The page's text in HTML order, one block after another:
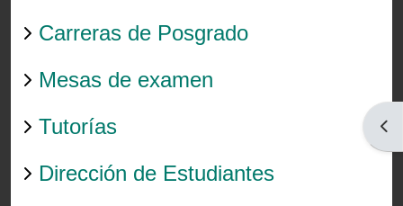
Carreras de Posgrado
Mesas de examen
Tutorías
Dirección de Estudiantes